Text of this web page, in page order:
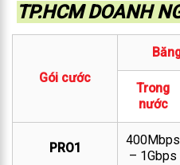
TP.HCM DOANH
Gói cước
Trong
nước
PRO1
400Mbps
– 1Gbps